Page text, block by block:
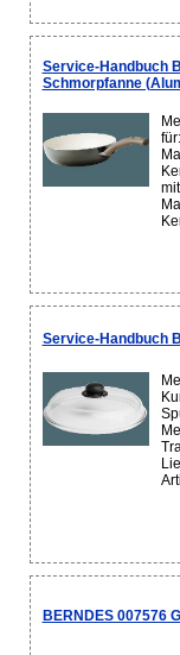
Service-Handbuch
Schmorpfanne
Service-Handbuch
BERNDES 007576